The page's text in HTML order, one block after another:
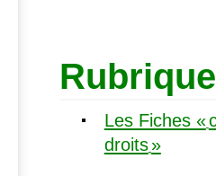
Les Fiches «
droits»